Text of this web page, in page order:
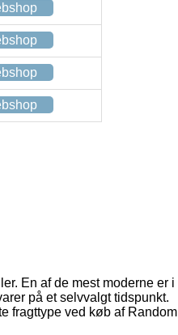
En af de mest moderne er i
på et selvvalgt tidspunkt.
fragttype ved køb af Random